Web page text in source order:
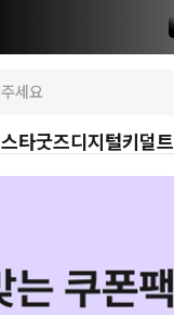
스타굿즈디지털키덜트